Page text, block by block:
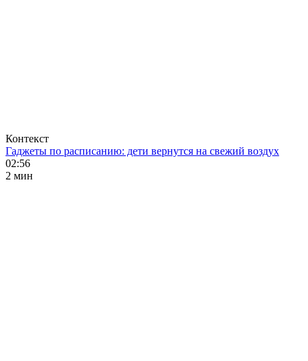
Контекст
Гаджеты по расписанию: дети вернутся на свежий воздух
02:56
2 мин